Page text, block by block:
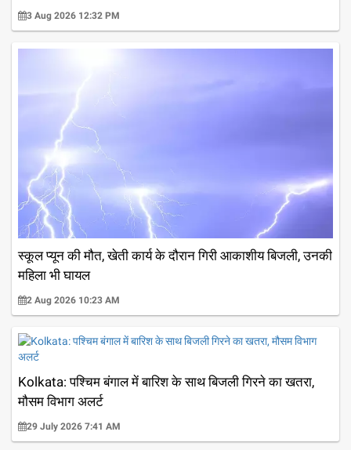
3 Aug 2026 12:32 PM
स्कूल प्यून की मौत, खेती कार्य के दौरान गिरी आकाशीय बिजली, उनकी
महिला भी घायल
2 Aug 2026 10:23 AM
Kolkata: पश्चिम बंगाल में बारिश के साथ बिजली गिरने का खतरा,
मौसम विभाग अलर्ट
29 July 2026 7:41 AM